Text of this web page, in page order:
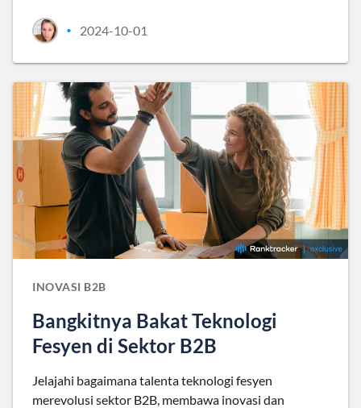
• 2024-10-01
INOVASI B2B
Bangkitnya Bakat Teknologi
Fesyen di Sektor B2B
Jelajahi bagaimana talenta teknologi fesyen
merevolusi sektor B2B, membawa inovasi dan